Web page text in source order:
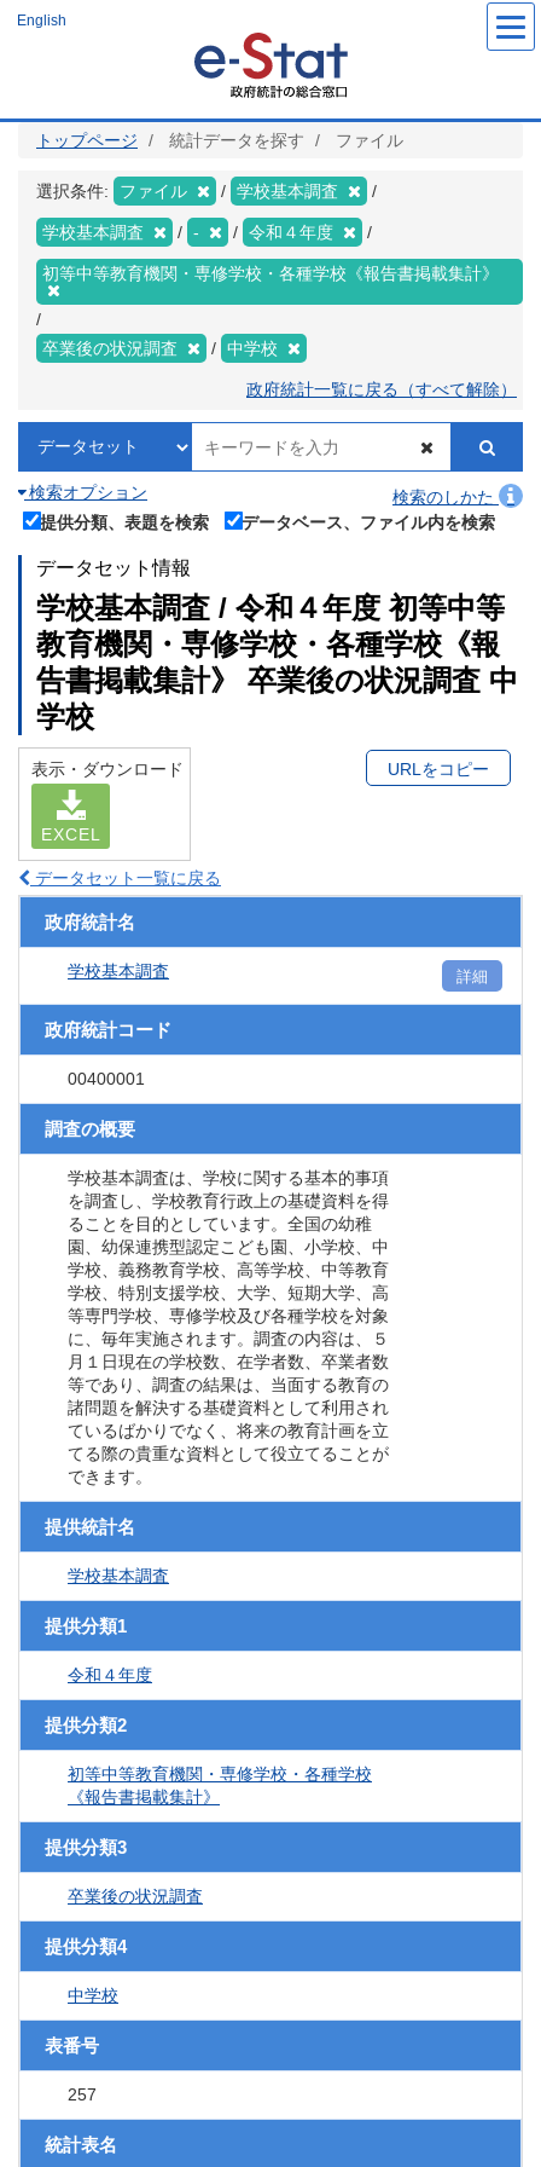
ツ
English
トップページ 統計データを探す ファイル
選択条件: ファイル 学校基本調査
学校基本調査 - 令和４年度
初等中等教育機関・専修学校・各種学校《報告書掲載集計》
卒業後の状況調査 中学校
政府統計一覧に戻る（すべて解除）
検索オプション
検索のしかた
提供分類、表題を検索
データベース、ファイル内を検索
データセット情報
学校基本調査 / 令和４年度 初等中等
教育機関・専修学校・各種学校《報
告書掲載集計》 卒業後の状況調査 中
学校
表示・ダウンロード
EXCEL
URLをコピー
データセット一覧に戻る
政府統計名
学校基本調査 詳細
政府統計コード
00400001
調査の概要
学校基本調査は、学校に関する基本的事項
を調査し、学校教育行政上の基礎資料を得
ることを目的としています。全国の幼稚
園、幼保連携型認定こども園、小学校、中
学校、義務教育学校、高等学校、中等教育
学校、特別支援学校、大学、短期大学、高
等専門学校、専修学校及び各種学校を対象
に、毎年実施されます。調査の内容は、５
月１日現在の学校数、在学者数、卒業者数
等であり、調査の結果は、当面する教育の
諸問題を解決する基礎資料として利用され
ているばかりでなく、将来の教育計画を立
てる際の貴重な資料として役立てることが
できます。
提供統計名
学校基本調査
提供分類1
令和４年度
提供分類2
初等中等教育機関・専修学校・各種学校
《報告書掲載集計》
提供分類3
卒業後の状況調査
提供分類4
中学校
表番号
257
統計表名